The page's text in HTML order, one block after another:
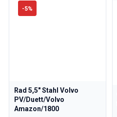
-5%
Rad 5,5" Stahl Volvo
PV/Duett/Volvo
Amazon/1800